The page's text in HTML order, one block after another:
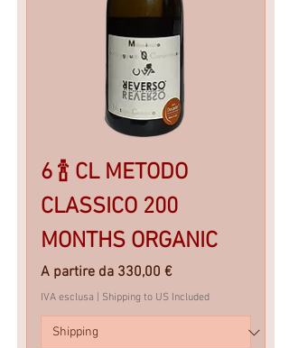
6 🍾 CL METODO
CLASSICO 200
MONTHS ORGANIC
A partire da 330,00 €
Prezzo scontato
IVA esclusa Shipping to US Included